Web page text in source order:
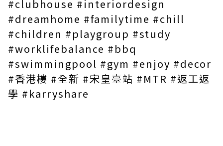
#clubhouse #interiordesign
#dreamhome #familytime #chill
#children #playgroup #study
#worklifebalance #bbq
#swimmingpool #gym #enjoy #decor
#香港樓 #全新 #宋皇臺站 #MTR #返工返
學 #karryshare